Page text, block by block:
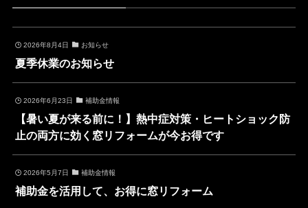
2026年8月4日 お知らせ
夏季休業のお知らせ
2026年6月23日 補助金情報
【暑い夏が来る前に！】熱中症対策・ヒートショック防
止の両方に効く窓リフォームが今お得です
2026年5月7日 補助金情報
補助金を活用して、お得に窓リフォーム